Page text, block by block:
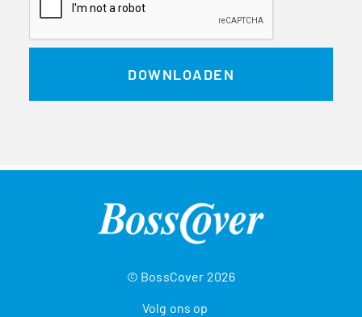
© BossCover 2026
Volg ons op